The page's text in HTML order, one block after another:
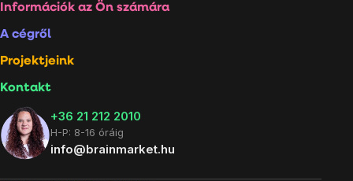
Lábléc
Információk az Ön számára
A cégről
Projektjeink
Kontakt
+36 21 212 2010
H-P: 8-16 óráig
info@brainmarket.hu